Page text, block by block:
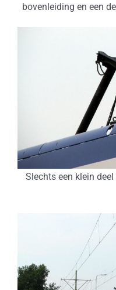
bovenleiding en een
Slechts een klein